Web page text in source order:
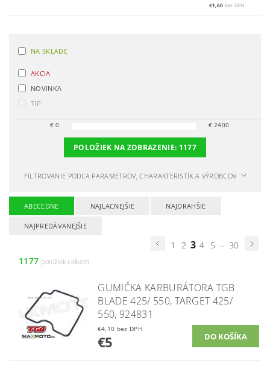
€1,60 bez DPH
NA SKLADE
AKCIA
NOVINKA
TIP
€0 €2400
POLOŽIEK NA ZOBRAZENIE: 1177
FILTROVANIE PODĽA PARAMETROV, CHARAKTERISTÍK A VÝROBCOV
ABECEDNE NAJLACNEJŠIE NAJDRAHŠIE
NAJPREDÁVANEJŠIE
1 2 3 4 5 ... 30
1177 položiek celkom
GUMIČKA KARBURÁTORA TGB
BLADE 425/ 550, TARGET 425/
550, 924831
€4,10 bez DPH
€5